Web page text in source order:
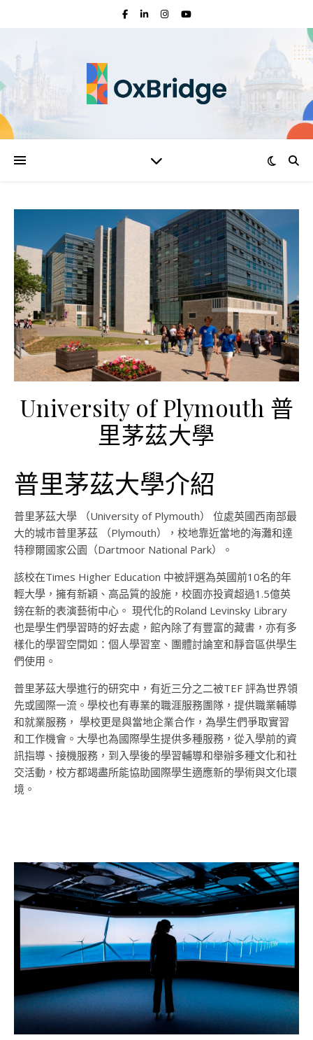
University of Plymouth 普
里茅茲大學
普里茅茲大學介紹
普里茅茲大學 （University of Plymouth） 位處英國西南部最
大的城市普里茅茲 （Plymouth），校地靠近當地的海灘和達
特穆爾國家公園（Dartmoor National Park）。
該校在Times Higher Education 中被評選為英國前10名的年
輕大學，擁有新穎、高品質的設施，校園亦投資超過1.5億英
鎊在新的表演藝術中心。 現代化的Roland Levinsky Library
也是學生們學習時的好去處，館內除了有豐富的藏書，亦有多
樣化的學習空間如：個人學習室、團體討論室和靜音區供學生
們使用。
普里茅茲大學進行的研究中，有近三分之二被TEF 評為世界領
先或國際一流。學校也有專業的職涯服務團隊，提供職業輔導
和就業服務， 學校更是與當地企業合作，為學生們爭取實習
和工作機會。大學也為國際學生提供多種服務，從入學前的資
訊指導、接機服務，到入學後的學習輔導和舉辦多種文化和社
交活動，校方都竭盡所能協助國際學生適應新的學術與文化環
境。